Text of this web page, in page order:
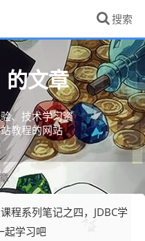
的文章
、技术学习资
教程的网站
程系列笔记之四，JDBC学
起学习吧